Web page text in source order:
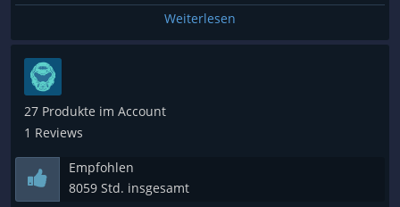
[ ] Lebenslänglich (100<)
---[Preis/Leistung]---
[ ] Gratis
[x] Den Preis mehr als wert
[ ] Normales Verhältnis zur Leistung
[ ] Absolut nicht wert
Weiterlesen
27 Produkte im Account
1 Reviews
Empfohlen
8059 Std. insgesamt